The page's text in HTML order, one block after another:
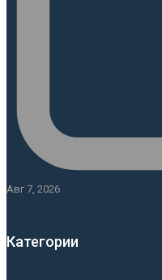
Авг 7, 2026
Категории